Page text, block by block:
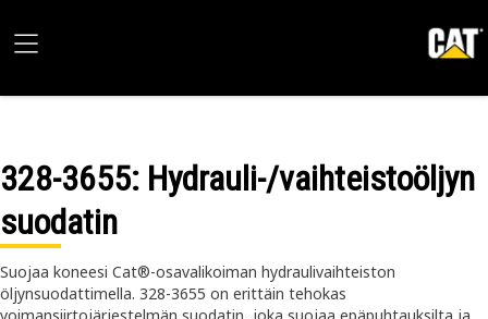
328-3655: Hydrauli-/vaihteistoöljyn
suodatin
Suojaa koneesi Cat®-osavalikoiman hydraulivaihteiston
öljynsuodattimella. 328-3655 on erittäin tehokas